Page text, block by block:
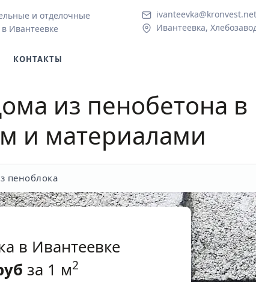
и отделочные
Ивантеевке
ivanteevka@kronvest.net
Ивантеевка,
КОНТАКТЫ
из пенобетона
и материалами
пеноблока
в Ивантеевке
за 1 м2